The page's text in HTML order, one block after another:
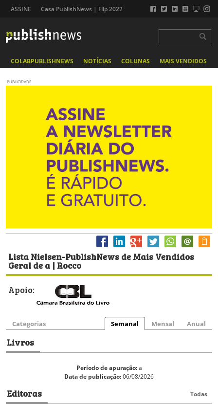
ASSINE Casa PublishNews | Flip 2022
COLABPUBLISHNEWS NOTÍCIAS COLUNAS MAIS VENDIDOS
PUBLICIDADE
Lista Nielsen-PublishNews de Mais Vendidos
Geral de a | Rocco
Apoio:
Categorias Semanal Mensal Anual
Livros
Período de apuração:a
Data de publicação:06/08/2026
Editoras Todas